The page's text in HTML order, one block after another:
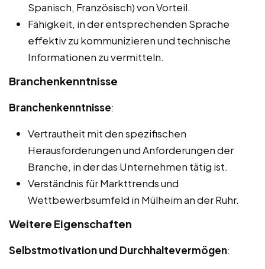
Spanisch, Französisch) von Vorteil.
Fähigkeit, in der entsprechenden Sprache
effektiv zu kommunizieren und technische
Informationen zu vermitteln.
Branchenkenntnisse
Branchenkenntnisse:
Vertrautheit mit den spezifischen
Herausforderungen und Anforderungen der
Branche, in der das Unternehmen tätig ist.
Verständnis für Markttrends und
Wettbewerbsumfeld in Mülheim an der Ruhr.
Weitere Eigenschaften
Selbstmotivation und Durchhaltevermögen: